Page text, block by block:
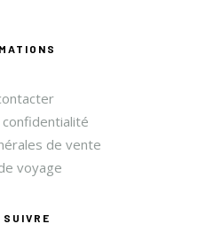
de vente
voyage
SUIVRE